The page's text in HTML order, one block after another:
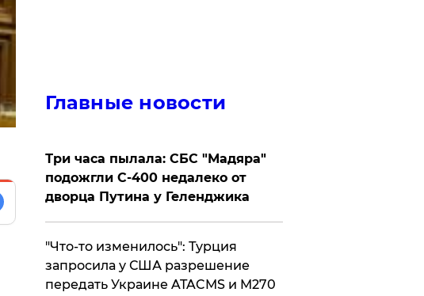
Главные новости
Три часа пылала: СБС "Мадяра"
подожгли С-400 недалеко от
дворца Путина у Геленджика
​"Что-то изменилось": Турция
запросила у США разрешение
передать Украине ATACMS и M270